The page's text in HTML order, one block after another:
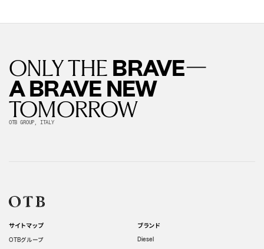
ONLY THE BRAVE—
A BRAVE NEW
TOMORROW
OTB GROUP, ITALY
サイトマップ
OTBグループ
ブランド
Diesel